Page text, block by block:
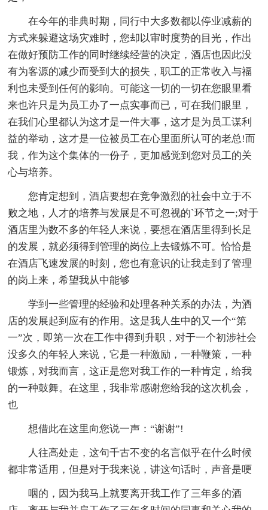
在今年的非典时期，同行中大多数都以停业减薪的
方式来躲避这场灾难时，您却以审时度势的目光，作出
在做好预防工作的同时继续经营的决定，酒店也因此没
有为客源的减少而受到大的损失，职工的正常收入与福
利也未受到任何的影响。可能这一切的一切在您眼里看
来也许只是为员工办了一点实事而已，可在我们眼里，
在我们心里都认为这才是一件大事，这才是为员工谋利
益的举动，这才是一位被员工在心里面所认可的老总!而
我，作为这个集体的一份子，更加感觉到您对员工的关
心与培养。
您肯定想到，酒店要想在竞争激烈的社会中立于不
败之地，人才的培养与发展是不可忽视的`环节之一;对于
酒店里为数不多的年轻人来说，要想在酒店里得到长足
的发展，就必须得到管理的岗位上去锻炼不可。恰恰是
在酒店飞速发展的时刻，您也有意识的让我走到了管理
的岗上来，希望我从中能够
学到一些管理的经验和处理各种关系的办法，为酒
店的发展起到应有的作用。这是我人生中的又一个“第
一”次，即第一次在工作中得到升职，对于一个初涉社会
没多久的年轻人来说，它是一种激励，一种鞭策，一种
锻炼，对我而言，这正是您对我工作的一种肯定，给我
的一种鼓舞。在这里，我非常感谢您给我的这次机会，
也
想借此在这里向您说一声：“谢谢”!
人往高处走，这句千古不变的名言似乎在什么时候
都非常适用，但是对于我来说，讲这句话时，声音是哽
咽的，因为我马上就要离开我工作了三年多的酒